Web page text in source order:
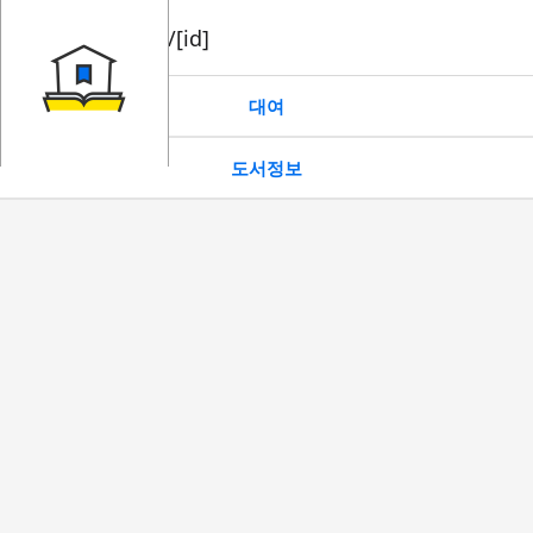
book/rent/[id]
대여
도서정보